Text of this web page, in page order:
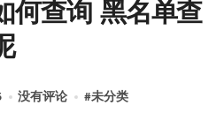
何查询 黑名单查
没有评论 #未分类